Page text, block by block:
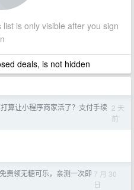
is only visible after you sign
deals, is not hidden
算让小程序商家活了？支付手续 2 天
前
费领无糖可乐，亲测一次即 7 月 30
日